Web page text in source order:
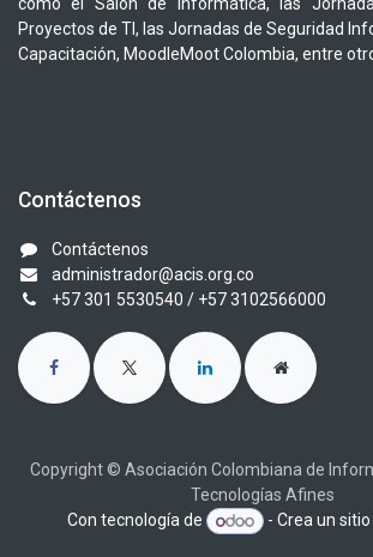
Proyectos de TI, las Jornadas de Seguridad
Capacitación, MoodleMoot Colombia, entre
Contáctenos
Contáctenos
administrador@acis.org.co
+57 301 5530540 / +57 3102566000
Copyright © Asociación Colombiana de
Tecnologías Afines
Con tecnología de
- Crea un